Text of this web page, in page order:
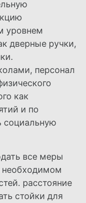
уровнем
дверные ручки,
персонал
как
и по
социальную
все меры
необходимом
расстояние
стойки для